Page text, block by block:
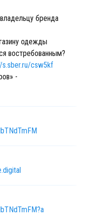
бренда
одежды
востребованным?
csw5kf
-